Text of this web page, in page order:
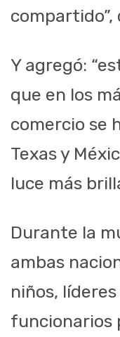
compartido”,
Y agregó:
que en los
comercio se
Texas y
luce más
Durante la
ambas
niños,
funcionarios